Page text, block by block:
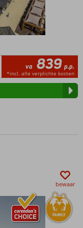
va 839 p.p.
*incl. alle verplichte kosten
bewaar